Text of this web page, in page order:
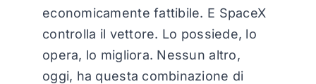
economicamente fattibile. E SpaceX
controlla il vettore. Lo possiede, lo
opera, lo migliora. Nessun altro,
oggi, ha questa combinazione di